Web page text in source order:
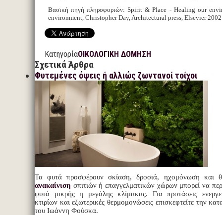
Βασική πηγή πληροφοριών: Spirit & Place - Healing our
environment, Christopher Day, Architectural press, Elsevier
ΚατηγορίαΟΙΚΟΛΟΓΙΚΗ ΔΟΜΗΣΗ
Σχετικά Άρθρα
Φυτεμένες όψεις ή αλλιώς ζωντανοί τοίχοι
Τα φυτά προσφέρουν σκίαση, δροσιά, ηχομόνωση
ανακαίνιση σπιτιών ή επαγγελματικών χώρων μπορεί να
φυτά μικρής η μεγάλης κλίμακας. Για προτάσεις
κτιρίων και εξωτερικές θερμομονώσεις επισκεφτείτε την
του Ιωάννη Φούσκα.